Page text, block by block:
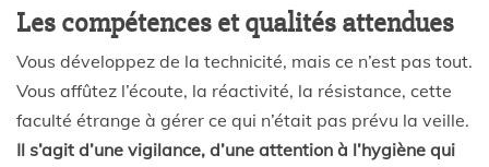
Les compétences et qualités attendues
Vous développez de la technicité, mais ce n’est pas tout.
Vous affûtez l’écoute, la réactivité, la résistance, cette
faculté étrange à gérer ce qui n’était pas prévu la veille.
Il s’agit d’une vigilance, d’une attention à l’hygiène qui